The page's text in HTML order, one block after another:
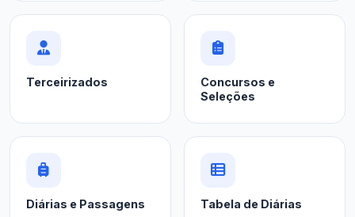
Terceirizados
Concursos e
Seleções
Diárias e Passagens Tabela de Diárias